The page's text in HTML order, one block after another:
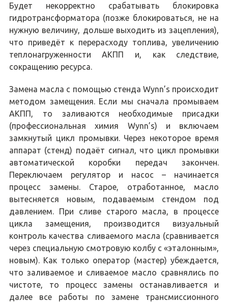
Будет некорректно срабатывать блокировка
гидротрансформатора (позже блокироваться, не на
нужную величину, дольше выходить из зацепления),
что приведёт к перерасходу топлива, увеличению
теплонагруженности АКПП и, как следствие,
сокращению ресурса.
Замена масла с помощью стенда Wynn’s происходит
методом замещения. Если мы сначала промываем
АКПП, то заливаются необходимые присадки
(профессиональная химия Wynn’s) и включаем
замкнутый цикл промывки. Через некоторое время
аппарат (стенд) подаёт сигнал, что цикл промывки
автоматической коробки передач закончен.
Переключаем регулятор и насос – начинается
процесс замены. Старое, отработанное, масло
вытесняется новым, подаваемым стендом под
давлением. При сливе старого масла, в процессе
цикла замещения, производится визуальный
контроль качества сливаемого масла (сравнивается
через специальную смотровую колбу с «эталонным»,
новым). Как только оператор (мастер) убеждается,
что заливаемое и сливаемое масло сравнялись по
чистоте, то процесс замены останавливается и
далее все работы по замене трансмиссионного